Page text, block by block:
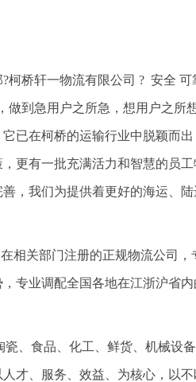
柯桥轩一物流有限公司 ? 安全
做到急用户之所急，想用户之所
已在柯桥的运输行业中脱颖而
更有一批充满活力和智慧的员
，我们为提供着更好的海运、
相关部门注册的正规物流公司
专业调配全国各地在江浙沪省
瓷、食品、化工、鲜货、机械设
才、服务、效益、为核心，以